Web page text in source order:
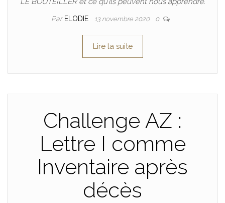
Par ELODIE 13 novembre 2020 0
Lire la suite
Challenge AZ :
Lettre I comme
Inventaire après
décès